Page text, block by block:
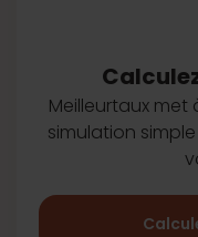
Meilleurtaux
simulation